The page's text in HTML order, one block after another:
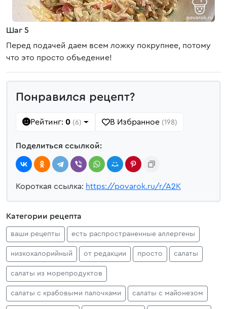
Шаг 5
Перед подачей даем всем ложку покрупнее, потому
что это просто объедение!
Понравился рецепт?
Рейтинг: 0 (6) В Избранное (198)
Поделиться ссылкой:
Короткая ссылка: https://povarok.ru/r/A2K
Категории рецепта
ваши рецепты есть распространенные аллергены
низкокалорийный от редакции просто салаты
салаты из морепродуктов
салаты с крабовыми палочками салаты с майонезом